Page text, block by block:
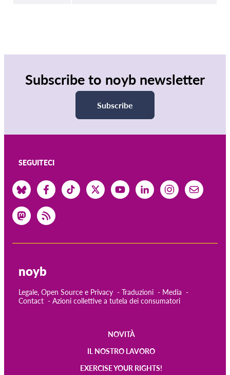
Subscribe to noyb newsletter
Subscribe
SEGUITECI
noyb
Legale, Open Source e Privacy Traduzioni
Media
Contact
Azioni collettive a tutela dei consumatori
NOVITÀ
IL NOSTRO LAVORO
EXERCISE YOUR RIGHTS!